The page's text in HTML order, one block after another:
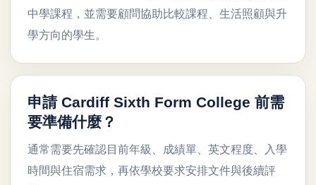
中學課程，並需要顧問協助比較課程、生活照顧與升
學方向的學生。
申請 Cardiff Sixth Form College 前需
要準備什麼？
通常需要先確認目前年級、成績單、英文程度、入學
時間與住宿需求，再依學校要求安排文件與後續評